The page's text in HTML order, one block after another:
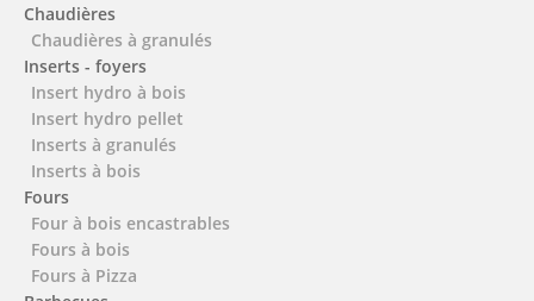
Chaudières
Chaudières à granulés
Inserts - foyers
Insert hydro à bois
Insert hydro pellet
Inserts à granulés
Inserts à bois
Fours
Four à bois encastrables
Fours à bois
Fours à Pizza